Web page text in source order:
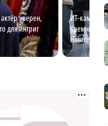
уверен,
для интриг
ИТ-кампус
Кремниевая
Новгороде